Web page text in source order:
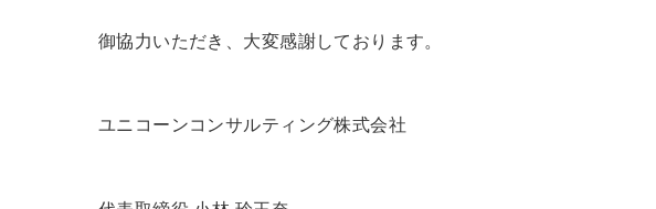
御協力いただき、大変感謝しております。
ユニコーンコンサルティング株式会社